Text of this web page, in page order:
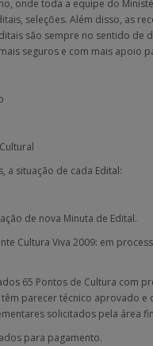
onde toda a equipe do
seleções. Além disso, as
são sempre no sentido de
seguros e com mais apoio
a situação de cada Edital:
de nova Minuta de Edital.
Cultura Viva 2009: em
65 Pontos de Cultura com
parecer técnico aprovado
solicitados pela área
para pagamento.